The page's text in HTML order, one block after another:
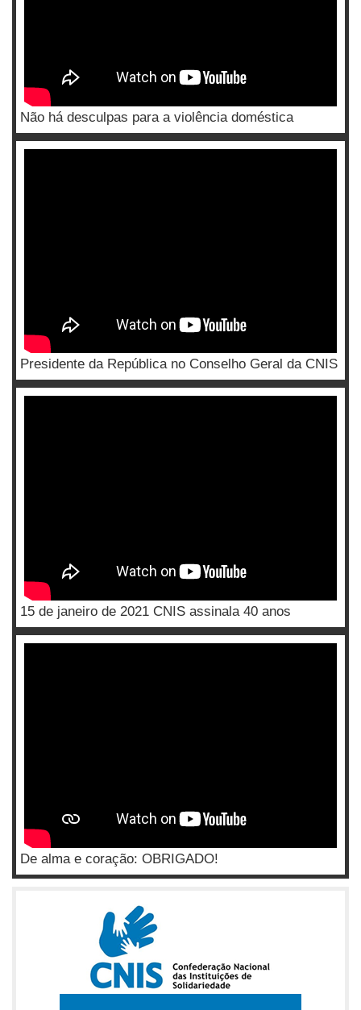
Não há desculpas para a violência doméstica
Presidente da República no Conselho Geral da CNIS
15 de janeiro de 2021 CNIS assinala 40 anos
De alma e coração: OBRIGADO!